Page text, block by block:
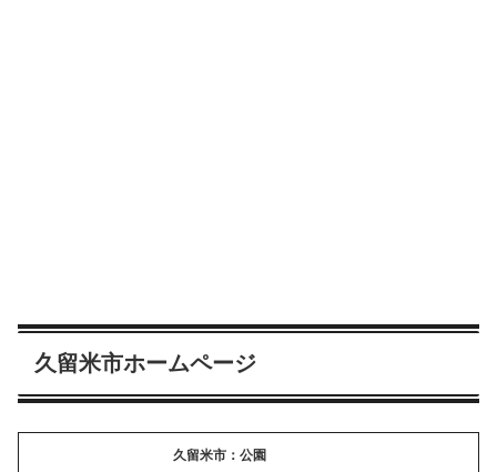
久留米市ホームページ
久留米市：公園